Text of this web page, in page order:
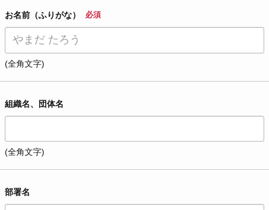
お名前（ふりがな） 必須
(全角文字)
組織名、団体名
(全角文字)
部署名